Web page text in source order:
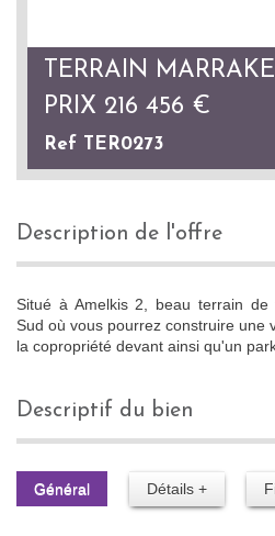
TERRAIN
PRIX 216 456 €
Ref TER0273
description de l'offre
Situé à Amelkis 2, beau terrain de
Sud où vous pourrez construire une
la copropriété devant ainsi qu'un
descriptif du bien
Général Détails +